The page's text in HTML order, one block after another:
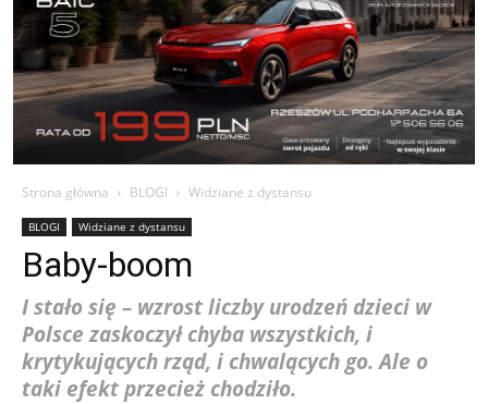
Strona główna BLOGI Widziane z dystansu
BLOGI Widziane z dystansu
Baby-boom
I stało się – wzrost liczby urodzeń dzieci w
Polsce zaskoczył chyba wszystkich, i
krytykujących rząd, i chwalących go. Ale o
taki efekt przecież chodziło.